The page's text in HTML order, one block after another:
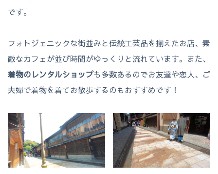
です。
フォトジェニックな街並みと伝統工芸品を揃えたお店、素
敵なカフェが並び時間がゆっくりと流れています。また、
着物のレンタルショップも多数あるのでお友達や恋人、ご
夫婦で着物を着てお散歩するのもおすすめです！